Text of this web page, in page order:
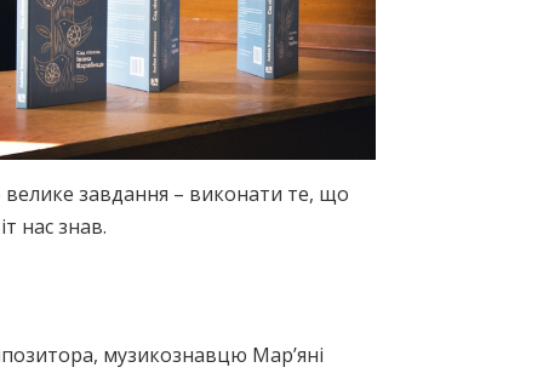
велике завдання – виконати те, що
нас знав.
музикознавцю Мар’яні